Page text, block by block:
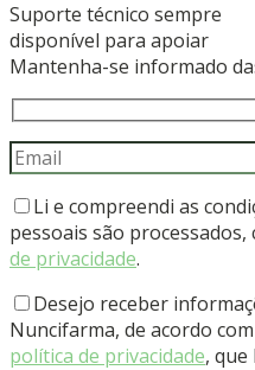
Suporte técnico sempre
disponível para apoiar
Mantenha-se informado
Li e compreendi as
pessoais são
de privacidade.
Desejo receber
Nuncifarma, de acordo
política de privacidade, que